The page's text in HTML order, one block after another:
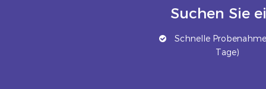
Suchen Sie
Schnelle
Tage)